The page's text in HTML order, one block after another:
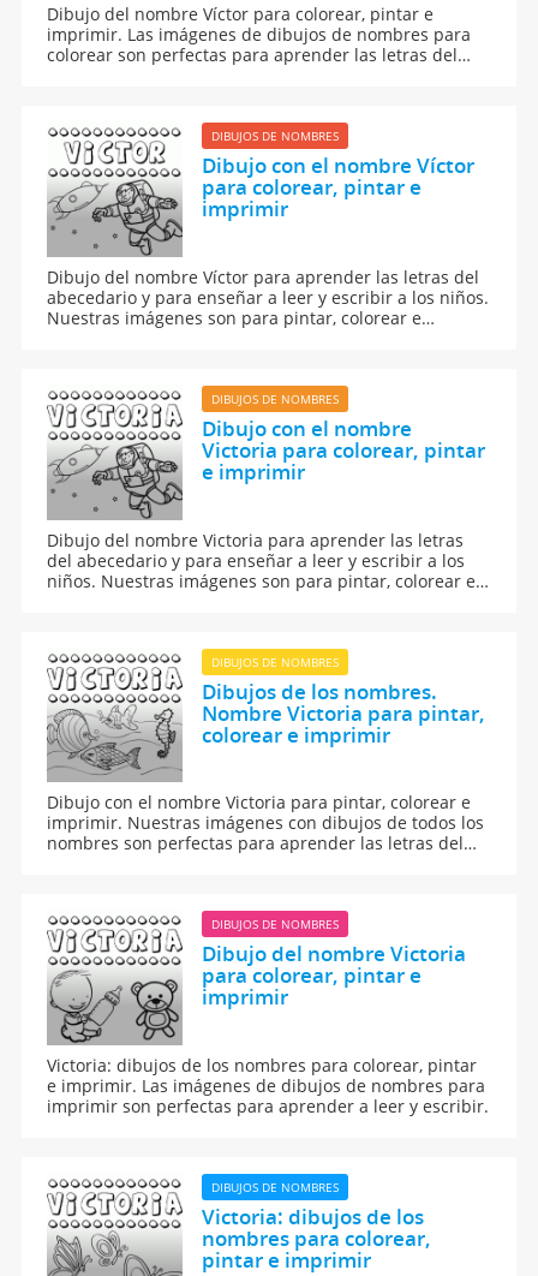
Dibujo del nombre Víctor para colorear, pintar e
imprimir. Las imágenes de dibujos de nombres para
colorear son perfectas para aprender las letras del
DIBUJOS DE NOMBRES
Dibujo con el nombre Víctor
para colorear, pintar e
imprimir
Dibujo del nombre Víctor para aprender las letras del
abecedario y para enseñar a leer y escribir a los niños.
Nuestras imágenes son para pintar, colorear e
DIBUJOS DE NOMBRES
Dibujo con el nombre
Victoria para colorear, pintar
e imprimir
Dibujo del nombre Victoria para aprender las letras
del abecedario y para enseñar a leer y escribir a los
niños. Nuestras imágenes son para pintar, colorear e
DIBUJOS DE NOMBRES
Dibujos de los nombres.
Nombre Victoria para pintar,
colorear e imprimir
Dibujo con el nombre Victoria para pintar, colorear e
imprimir. Nuestras imágenes con dibujos de todos los
nombres son perfectas para aprender las letras del
DIBUJOS DE NOMBRES
Dibujo del nombre Victoria
para colorear, pintar e
imprimir
Victoria: dibujos de los nombres para colorear, pintar
e imprimir. Las imágenes de dibujos de nombres para
imprimir son perfectas para aprender a leer y escribir.
DIBUJOS DE NOMBRES
Victoria: dibujos de los
nombres para colorear,
pintar e imprimir